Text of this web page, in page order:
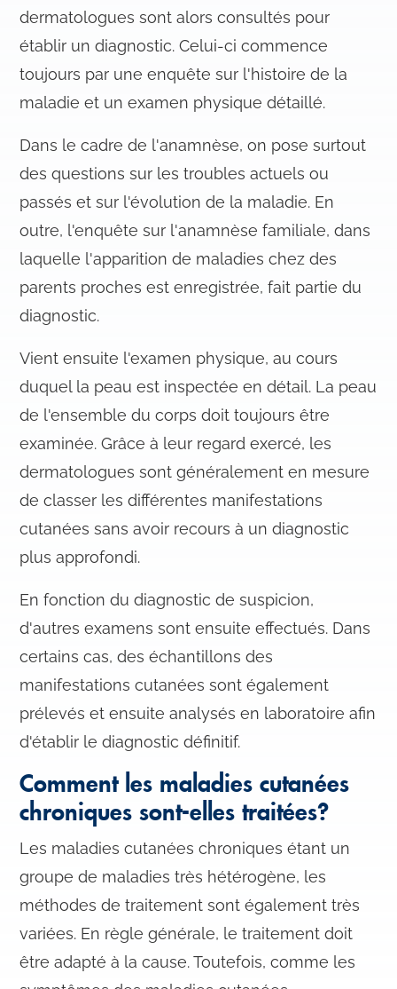
dermatologues sont alors consultés pour
établir un diagnostic. Celui-ci commence
toujours par une enquête sur l'histoire de la
maladie et un examen physique détaillé.
Dans le cadre de l'anamnèse, on pose surtout
des questions sur les troubles actuels ou
passés et sur l'évolution de la maladie. En
outre, l'enquête sur l'anamnèse familiale, dans
laquelle l'apparition de maladies chez des
parents proches est enregistrée, fait partie du
diagnostic.
Vient ensuite l'examen physique, au cours
duquel la peau est inspectée en détail. La peau
de l'ensemble du corps doit toujours être
examinée. Grâce à leur regard exercé, les
dermatologues sont généralement en mesure
de classer les différentes manifestations
cutanées sans avoir recours à un diagnostic
plus approfondi.
En fonction du diagnostic de suspicion,
d'autres examens sont ensuite effectués. Dans
certains cas, des échantillons des
manifestations cutanées sont également
prélevés et ensuite analysés en laboratoire afin
d'établir le diagnostic définitif.
Comment les maladies cutanées
chroniques sont-elles traitées?
Les maladies cutanées chroniques étant un
groupe de maladies très hétérogène, les
méthodes de traitement sont également très
variées. En règle générale, le traitement doit
être adapté à la cause. Toutefois, comme les